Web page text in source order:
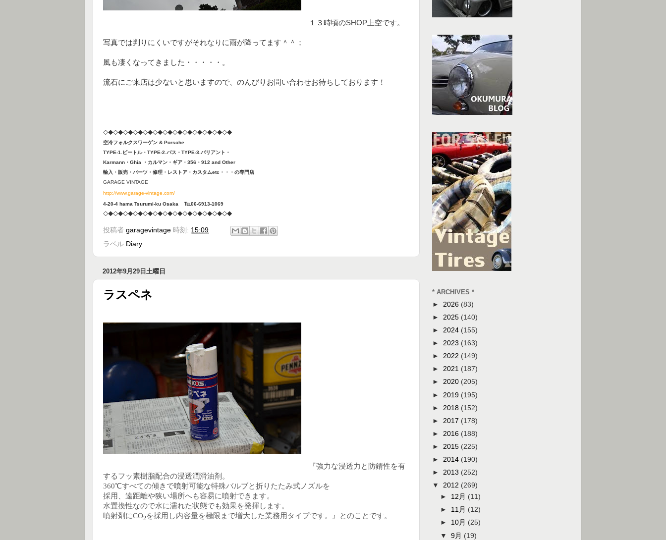
１３時頃のSHOP上空です。
写真では判りにくいですがそれなりに雨が降ってます＾＾；
風も凄くなってきました・・・・・。
流石にご来店は少ないと思いますので、のんびりお問い合わせお待ちしております！
◇◆◇◆◇◆◇◆◇◆◇◆◇◆◇◆◇◆◇◆◇◆◇◆◇◆
空冷フォルクスワーゲン & Porsche
TYPE-1.ビートル・TYPE-2.バス・TYPE-3.バリアント・
Karmann・Ghia ・カルマン・ギア・356・912 and Other
輸入・販売・パーツ・修理・レストア・カスタムetc・・・の専門店
GARAGE VINTAGE
http://www.garage-vintage.com/
4-20-4 hama Tsurumi-ku Osaka ℡06-6913-1069
◇◆◇◆◇◆◇◆◇◆◇◆◇◆◇◆◇◆◇◆◇◆◇◆◇◆
投稿者 garagevintage 時刻: 15:09
ラベル Diary
2012年9月29日土曜日
ラスペネ
『強力な浸透力と防錆性を有
するフッ素樹脂配合の浸透潤滑油剤。
360℃すべての傾きで噴射可能な特殊バルブと折りたたみ式ノズルを
採用、遠距離や狭い場所へも容易に噴射できます。
水置換性なので水に濡れた状態でも効果を発揮します。
噴射剤にCO2を採用し内容量を極限まで増大した業務用タイプです。』とのことです。
* ARCHIVES *
► 2026 (83)
► 2025 (140)
► 2024 (155)
► 2023 (163)
► 2022 (149)
► 2021 (187)
► 2020 (205)
► 2019 (195)
► 2018 (152)
► 2017 (178)
► 2016 (188)
► 2015 (225)
► 2014 (190)
► 2013 (252)
▼ 2012 (269)
► 12月 (11)
► 11月 (12)
► 10月 (25)
▼9月 (19)